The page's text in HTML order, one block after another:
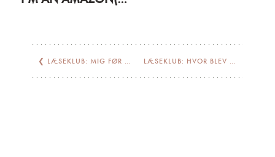
❮ LÆSEKLUB: MIG FØR DIG (DISKUSSION) LÆSEKLUB: HVOR BLEV DU AF BERNADETTE (DISKUSSION)